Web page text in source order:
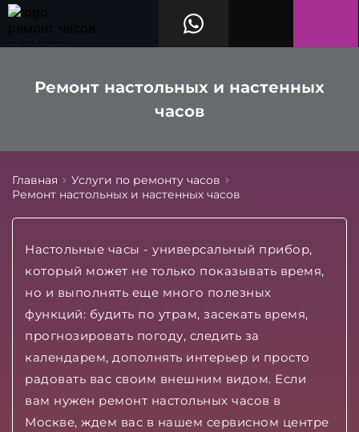
Ремонт настольных и настенных
часов
Главная
Услуги по ремонту часов
Ремонт настольных и настенных часов
Настольные часы - универсальный прибор,
который может не только показывать время,
но и выполнять еще много полезных
функций: будить по утрам, засекать время,
прогнозировать погоду, следить за
календарем, дополнять интерьер и просто
радовать вас своим внешним видом. Если
вам нужен ремонт настольных часов в
Москве, ждем вас в нашем сервисном центре